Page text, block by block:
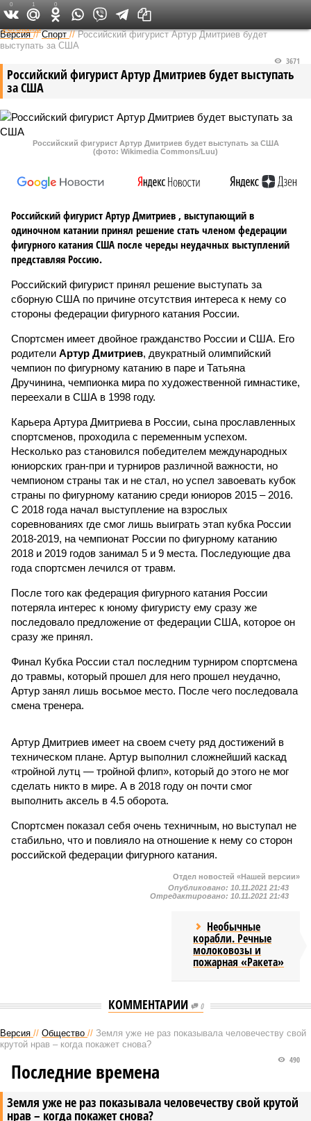
Федеральный выпуск
Версия //Спорт //Российский фигурист Артур Дмитриев будет
выступать за США
Российский фигурист Артур Дмитриев будет выступать
за США
3671
Российский фигурист Артур Дмитриев будет выступать за США
(фото: Wikimedia Commons/Luu)
Российский фигурист Артур Дмитриев , выступающий в
одиночном катании принял решение стать членом федерации
фигурного катания США после череды неудачных выступлений
представляя Россию.
Российский фигурист принял решение выступать за
сборную США по причине отсутствия интереса к нему со
стороны федерации фигурного катания России.
Спортсмен имеет двойное гражданство России и США. Его
родители Артур Дмитриев, двукратный олимпийский
чемпион по фигурному катанию в паре и Татьяна
Дручинина, чемпионка мира по художественной гимнастике,
переехали в США в 1998 году.
Карьера Артура Дмитриева в России, сына прославленных
спортсменов, проходила с переменным успехом.
Несколько раз становился победителем международных
юниорских гран-при и турниров различной важности, но
чемпионом страны так и не стал, но успел завоевать кубок
страны по фигурному катанию среди юниоров 2015 – 2016.
С 2018 года начал выступление на взрослых
соревнованиях где смог лишь выиграть этап кубка России
2018-2019, на чемпионат России по фигурному катанию
2018 и 2019 годов занимал 5 и 9 места. Последующие два
года спортсмен лечился от травм.
После того как федерация фигурного катания России
потеряла интерес к юному фигуристу ему сразу же
последовало предложение от федерации США, которое он
сразу же принял.
Финал Кубка России стал последним турниром спортсмена
до травмы, который прошел для него прошел неудачно,
Артур занял лишь восьмое место. После чего последовала
смена тренера.
Артур Дмитриев имеет на своем счету ряд достижений в
техническом плане. Артур выполнил сложнейший каскад
«тройной лутц — тройной флип», который до этого не мог
сделать никто в мире. А в 2018 году он почти смог
выполнить аксель в 4.5 оборота.
Спортсмен показал себя очень техничным, но выступал не
стабильно, что и повлияло на отношение к нему со сторон
российской федерации фигурного катания.
0 1 0
Отдел новостей «Нашей версии»
Опубликовано: 10.11.2021 21:43
Отредактировано: 10.11.2021 21:43
Необычные
корабли. Речные
молоковозы и
пожарная «Ракета»
КОММЕНТАРИИ 0
Версия // Общество // Земля уже не раз показывала человечеству свой
крутой нрав – когда покажет снова?
Земля уже не раз показывала человечеству свой крутой
нрав – когда покажет снова?
490
Последние времена